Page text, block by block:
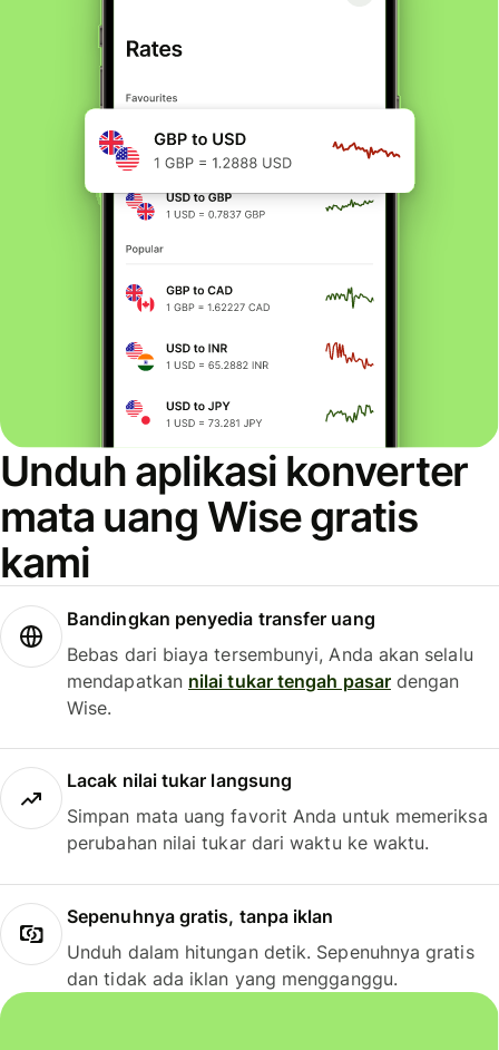
Unduh aplikasi konverter
mata uang Wise gratis
kami
Bandingkan penyedia transfer uang
Bebas dari biaya tersembunyi, Anda akan selalu
mendapatkan nilai tukar tengah pasardengan
Wise.
Lacak nilai tukar langsung
Simpan mata uang favorit Anda untuk memeriksa
perubahan nilai tukar dari waktu ke waktu.
Sepenuhnya gratis, tanpa iklan
Unduh dalam hitungan detik. Sepenuhnya gratis
dan tidak ada iklan yang mengganggu.